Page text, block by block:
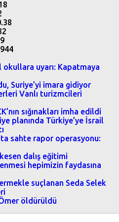
okullara uyarı: Kapatmaya
Suriye’yi imara gidiyor
Vanlı turizmcileri
sığınakları imha edildi
planında Türkiye’ye İsrail
sahte rapor operasyonu:
dalış eğitimi
hepimizin faydasına
suçlanan Seda Selek
öldürüldü